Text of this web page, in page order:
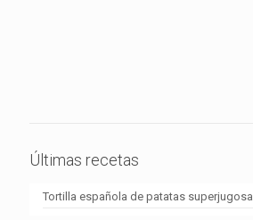
Últimas recetas
Tortilla española de patatas superjugosa